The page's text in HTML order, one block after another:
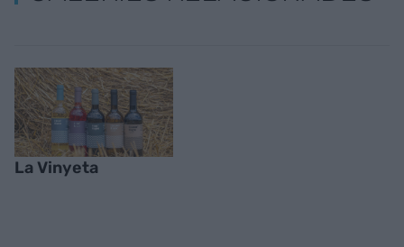
La Vinyeta